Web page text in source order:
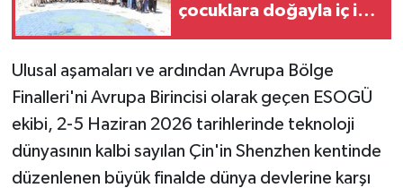
çocuklara doğayla iç içe
Ulusal aşamaları ve ardından Avrupa Bölge
Finalleri'ni Avrupa Birincisi olarak geçen ESOGÜ
ekibi, 2-5 Haziran 2026 tarihlerinde teknoloji
dünyasının kalbi sayılan Çin'in Shenzhen kentinde
düzenlenen büyük finalde dünya devlerine karşı
POLİTİKA
Sağlık
SİYASET
SPOR HABERLERİ